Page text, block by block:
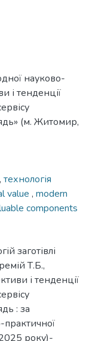
науково-
і тенденції
(м. Житомир,
, технологія
value , modern
components
заготівлі
Т.Б.,
і тенденції
: за
року)-